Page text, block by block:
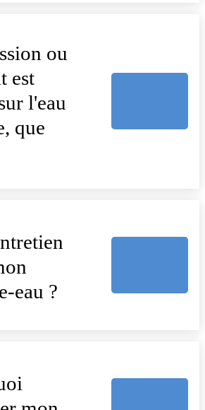
ou
est
l'eau
que
eau ?